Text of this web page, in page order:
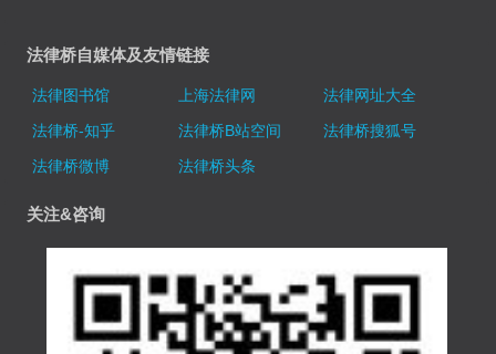
法律桥自媒体及友情链接
法律图书馆 上海法律网
法律网址大全
法律桥-知乎
法律桥B站空间
法律桥搜狐号
法律桥微博
法律桥头条
关注&咨询